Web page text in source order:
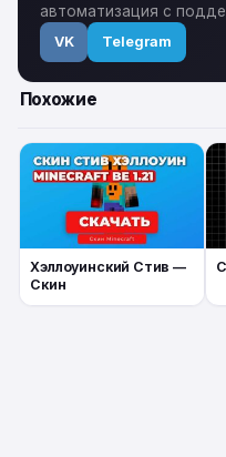
автоматизация с
VK Telegram
Похожие
Хэллоуинский Стив —
Скин